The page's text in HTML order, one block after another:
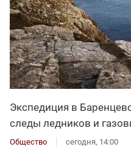
Экспедиция в
следы ледников и
Общество сегодня, 14:00